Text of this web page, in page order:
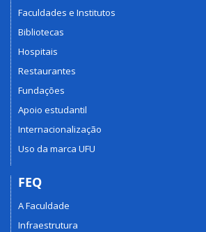
Faculdades e Institutos
Bibliotecas
Hospitais
Restaurantes
Fundações
Apoio estudantil
Internacionalização
Uso da marca UFU
FEQ
A Faculdade
Infraestrutura